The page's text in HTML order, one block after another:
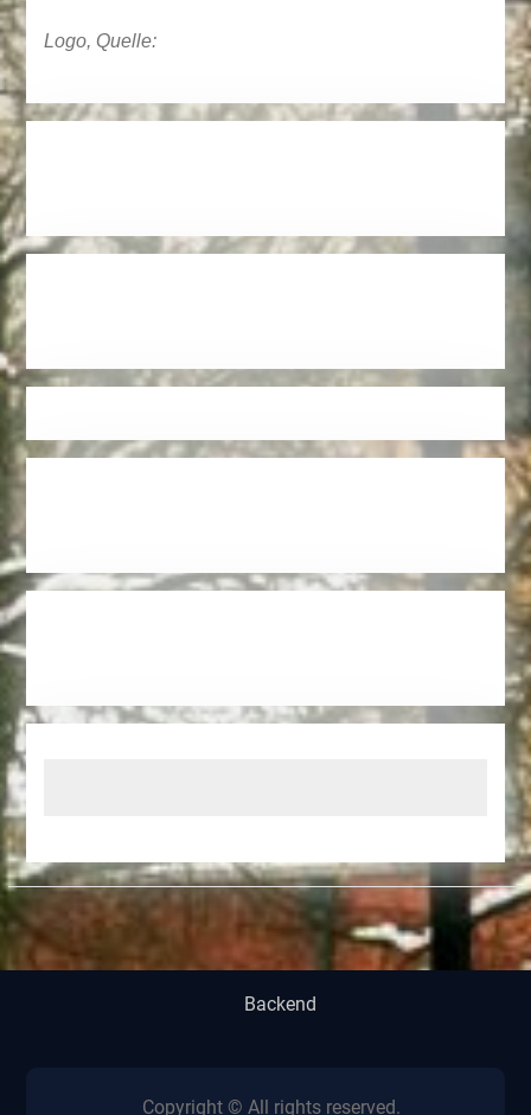
Logo, Quelle:
Backend
Copyright © All rights reserved.